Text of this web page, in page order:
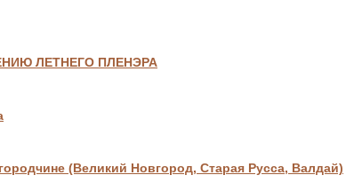
ЛЕТНЕГО ПЛЕНЭРА
(Великий Новгород, Старая Русса, Валдай)